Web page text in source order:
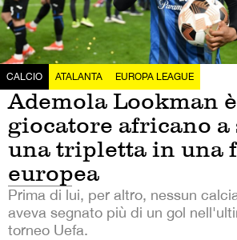
CALCIO ATALANTA EUROPA LEAGUE
Ademola Lookman
giocatore africano a
una tripletta in una
europea
Prima di lui, per altro, nessun
aveva segnato più di un gol
torneo Uefa.